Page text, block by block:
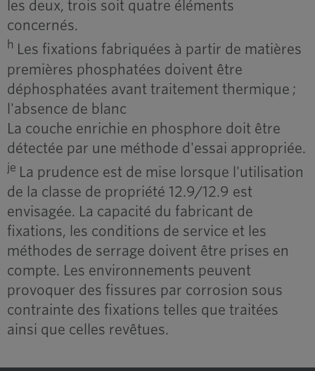
les deux, trois soit quatre éléments
concernés.
h Les fixations fabriquées à partir de matières
premières phosphatées doivent être
déphosphatées avant traitement thermique ;
l'absence de blanc
La couche enrichie en phosphore doit être
détectée par une méthode d'essai appropriée.
je La prudence est de mise lorsque l'utilisation
de la classe de propriété 12.9/12.9 est
envisagée. La capacité du fabricant de
fixations, les conditions de service et les
méthodes de serrage doivent être prises en
compte. Les environnements peuvent
provoquer des fissures par corrosion sous
contrainte des fixations telles que traitées
ainsi que celles revêtues.